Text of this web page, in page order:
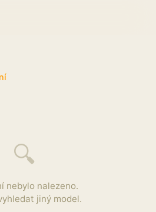
🔍
nebylo nalezeno.
jiný model.